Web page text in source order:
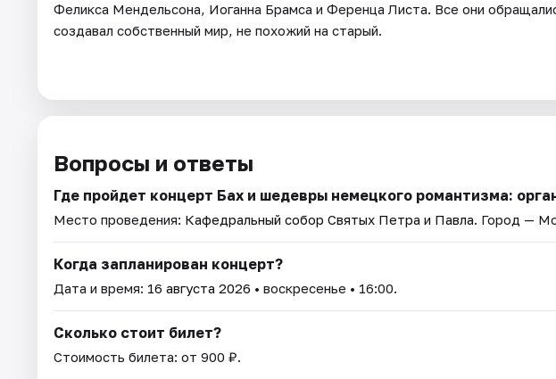
Феликса Мендельсона, Иоганна Брамса и Ференца Листа. Все они
создавал собственный мир, не похожий на старый.
Вопросы и ответы
Где пройдет концерт Бах и шедевры немецкого романтизма:
Место проведения: Кафедральный собор Святых Петра и Павла. Город —
Когда запланирован концерт?
Дата и время: 16 августа 2026 • воскресенье • 16:00.
Сколько стоит билет?
Стоимость билета: от 900 ₽.